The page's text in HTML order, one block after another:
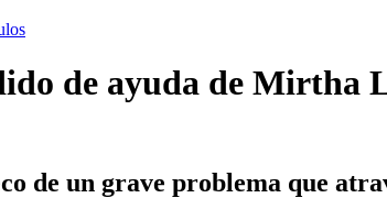
de ayuda de Mirtha
de un grave problema que